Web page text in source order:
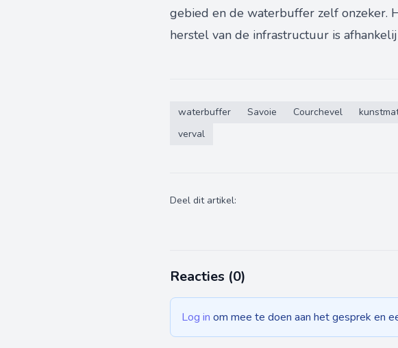
gebied en de waterbuffer zelf onzeker.
herstel van de infrastructuur is
waterbuffer Savoie Courchevel
verval
Deel dit artikel:
Reacties (0)
Log in om mee te doen aan het gesprek en